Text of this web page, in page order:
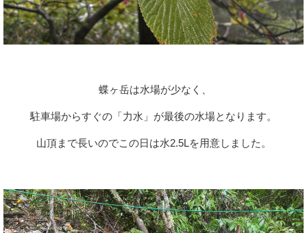
蝶ヶ岳は水場が少なく、
駐車場からすぐの「力水」が最後の水場となります。
山頂まで長いのでこの日は水2.5Lを用意しました。